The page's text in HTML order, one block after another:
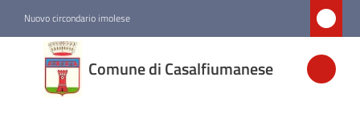
Nuovo circondario imolese
Comune di Casalfiumanese
Comune di
Casalfiumanese